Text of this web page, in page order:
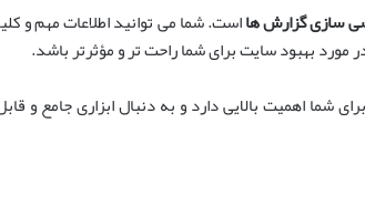
سازی گزارش هااست. شما می توانید اطلاعات مهم و
بهبود سایت برای شما راحت تر و مؤثرتر باشد.
شما اهمیت بالایی دارد و به دنبال ابزاری جامع و